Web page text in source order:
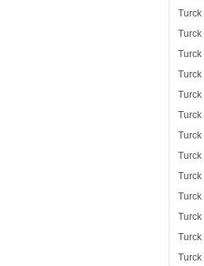
Turck
Turck
Turck
Turck
Turck
Turck
Turck
Turck
Turck
Turck
Turck
Turck
Turck